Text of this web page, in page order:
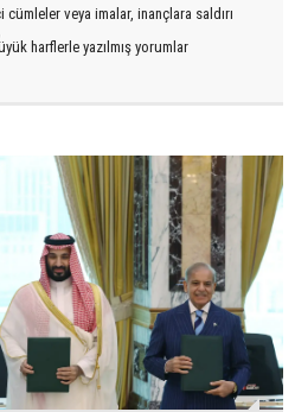
veya imalar, inançlara saldırı
harflerle yazılmış yorumlar